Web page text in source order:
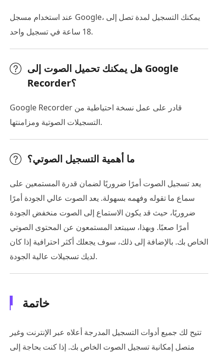
عند استخدام مسجل Google، يمكنك التسجيل لمدة تصل إلى
18 ساعة في تسجيل واحد.
هل يمكنك تحميل الصوت إلى Google
Recorder؟
Google Recorder قادر على عمل نسخة احتياطية من
التسجيلات الصوتية ومزامنتها.
ما أهمية التسجيل الصوتي؟
يعد تسجيل الصوت أمرًا ضروريًا لضمان قدرة المستمعين على
سماع ما تقوله وفهمه بسهولة. يعد الصوت عالي الجودة أمرًا
ضروريًا، حيث قد يكون الاستماع إلى الصوت منخفض الجودة
أمرًا صعبًا. وبهذا، سيبتعد المستمعون عن المحتوى الصوتي
الخاص بك. بالإضافة إلى ذلك، سوف يجعلك أكثر احترافية إذا كان
لديك تسجيلات عالية الجودة.
خاتمة
تتيح لك جميع أدوات التسجيل المدرجة أعلاه عبر الإنترنت وغير
متصل إمكانية تسجيل الصوت الخاص بك. إذا كنت بحاجة إلى